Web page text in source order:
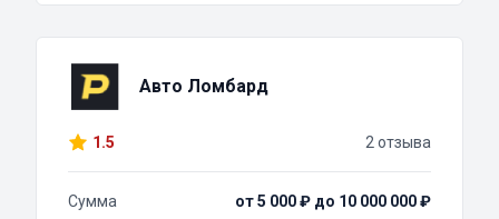
Авто Ломбард
1.5 2 отзыва
Сумма
от 5 000 ₽ до 10 000 000 ₽